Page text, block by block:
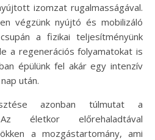
izomzat rugalmasságával.
végzünk nyújtó és mobilizáló
a fizikai teljesítményünk
a regenerációs folyamatokat is
épülünk fel akár egy intenzív
után.
azonban túlmutat a
életkor előrehaladtával
a mozgástartomány, ami